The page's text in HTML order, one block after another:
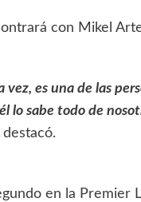
con Mikel
es una de las
lo sabe todo de
destacó.
en la Premier